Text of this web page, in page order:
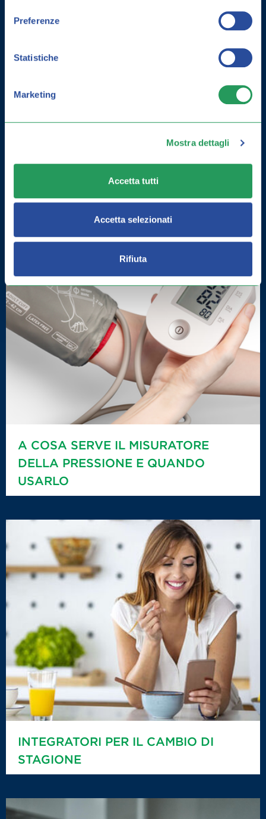
Preferenze
Statistiche
Marketing
Mostra dettagli
Accetta tutti
Accetta selezionati
Rifiuta
COME MIGLIORARE LA MEMORIA:
ESERCIZI E INTEGRATORI
A COSA SERVE IL MISURATORE
DELLA PRESSIONE E QUANDO
USARLO
INTEGRATORI PER IL CAMBIO DI
STAGIONE